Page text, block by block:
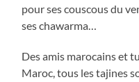
pour ses couscous du
ses chawarma…
Des amis marocains et
Maroc, tous les tajines